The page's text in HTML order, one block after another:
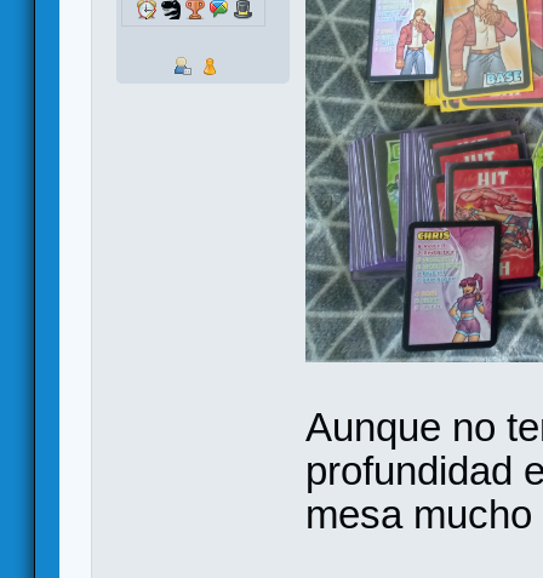
Aunque no
profundidad
mesa